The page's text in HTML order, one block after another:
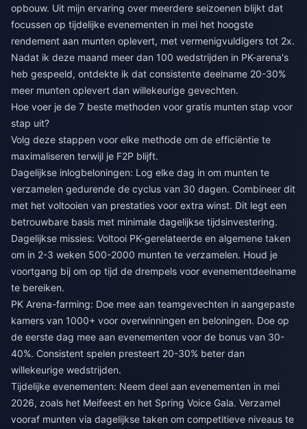
opbouw. Uit mijn ervaring over meerdere seizoenen blijkt dat
focussen op tijdelijke evenementen in mei het hoogste
rendement aan munten oplevert, met vermenigvuldigers tot 2x.
Nadat ik deze maand meer dan 100 wedstrijden in PK-arena's
heb gespeeld, ontdekte ik dat consistente deelname 20-30%
meer munten oplevert dan willekeurige gevechten.
Hoe voer je de 7 beste methoden voor gratis munten stap voor
stap uit?
Volg deze stappen voor elke methode om de efficiëntie te
maximaliseren terwijl je F2P blijft.
Dagelijkse inlogbeloningen: Log elke dag in om munten te
verzamelen gedurende de cyclus van 30 dagen. Combineer dit
met het voltooien van prestaties voor extra winst. Dit legt een
betrouwbare basis met minimale dagelijkse tijdsinvestering.
Dagelijkse missies: Voltooi PK-gerelateerde en algemene taken
om in 2-3 weken 500-2000 munten te verzamelen. Houd je
voortgang bij om op tijd de drempels voor evenementdeelname
te bereiken.
PK Arena-farming: Doe mee aan teamgevechten in aangepaste
kamers van 1000+ voor overwinningen en beloningen. Doe op
de eerste dag mee aan evenementen voor de bonus van 30-
40%. Consistent spelen presteert 20-30% beter dan
willekeurige wedstrijden.
Tijdelijke evenementen: Neem deel aan evenementen in mei
2026, zoals het Meifeest en het Spring Voice Gala. Verzamel
vooraf munten via dagelijkse taken om competitieve niveaus te